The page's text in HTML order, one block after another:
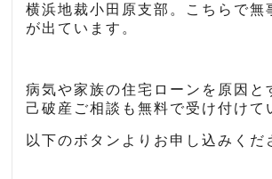
横浜地裁小田原支部。こちらで無
が出ています。
病気や家族の住宅ローンを原因と
己破産ご相談も無料で受け付けて
以下のボタンよりお申し込みくだ